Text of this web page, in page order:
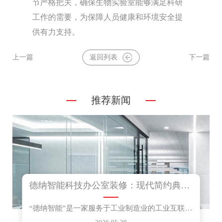
节严格把关，确保生物实验室能够满足科研
工作的需要，为保障人员健康和环境安全提
供有力支持。
上一篇 返回列表 下一篇
推荐新闻
德纳智能科技办公室装修：现代简约典范，铸就高效商务空间
“德纳智能”是一家服务于工业制造业的工业互联网和...